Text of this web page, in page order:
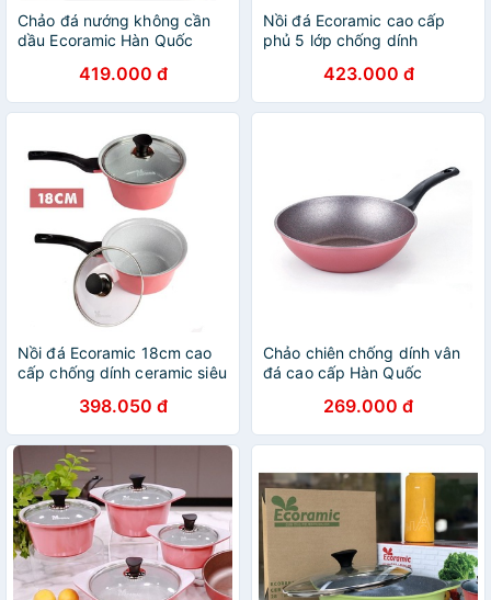
Chảo đá nướng không cần
dầu Ecoramic Hàn Quốc
419.000 đ
Nồi đá Ecoramic cao cấp
phủ 5 lớp chống dính
423.000 đ
Nồi đá Ecoramic 18cm cao
cấp chống dính ceramic siêu
398.050 đ
Chảo chiên chống dính vân
đá cao cấp Hàn Quốc
28cm dùng được bếp gas ,
hồng ngoại
269.000 đ